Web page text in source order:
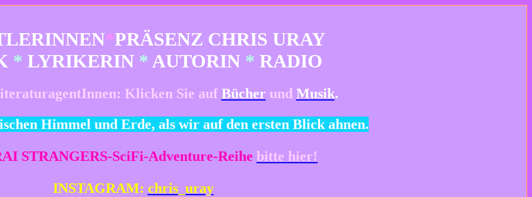
*PRÄSENZ CHRIS URAY
* LYRIKERIN * AUTORIN * RADIO
Klicken Sie auf Bücher und Musik.
Himmel und Erde, als wir auf den ersten Blick ahnen.
STRANGERS-SciFi-Adventure-Reihe bitte hier!
INSTAGRAM: chris_uray